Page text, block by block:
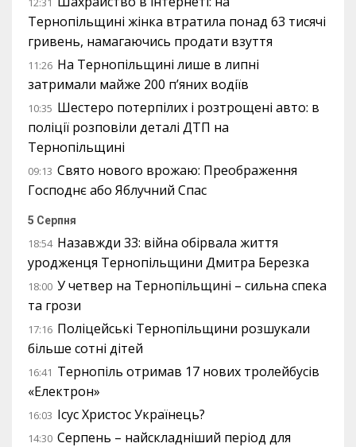
Тернопільщині жінка втратила понад 63 тисячі
гривень, намагаючись продати взуття
11:26 На Тернопільщині лише в липні
затримали майже 200 п’яних водіїв
10:35 Шестеро потерпілих і розтрощені авто: в
поліції розповіли деталі ДТП на
Тернопільщині
09:13 Свято нового врожаю: Преображення
Господнє або Яблучний Спас
5 Серпня
18:54 Назавжди 33: війна обірвала життя
уродженця Тернопільщини Дмитра Березка
18:00 У четвер на Тернопільщині – сильна спека
та грози
17:16 Поліцейські Тернопільщини розшукали
більше сотні дітей
16:41 Тернопіль отримав 17 нових тролейбусів
«Електрон»
16:03 Ісус Христос Українець?
14:30 Серпень – найскладніший період для